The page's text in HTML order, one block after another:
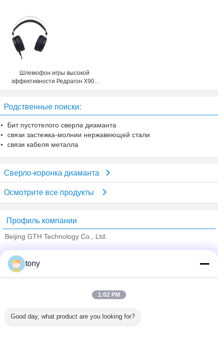
Шлемофон игры высокой
эффективности Редрагон Х901
Родственные поиски:
Бит пустотелого сверла диаманта
связи застежка-молнии нержавеющей стали
связи кабеля металла
Сверло-коронка диаманта
Осмотрите все продукты
Профиль компании
Beijing GTH Technology Co., Ltd.
Trust Seal
Все продукты
tony
1:02 PM
Good day, what product are you looking for?